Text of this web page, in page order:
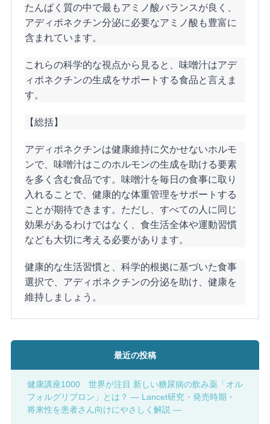
たんぱく質の中で最もアミノ酸バランスが良く、
アディポネクチン分泌に必要なアミノ酸も豊富に
含まれています。
これらの科学的な視点から見ると、味噌汁はアデ
ィポネクチンの生成をサポートする食品と言えま
す。
【総括】
アディポネクチンは健康維持に欠かせないホルモ
ンで、味噌汁はこのホルモンの生成を助ける要素
を多く含む食品です。味噌汁を毎日の食事に取り
入れることで、健康的な体重管理をサポートする
ことが期待できます。ただし、すべての人に同じ
効果があるわけではなく、食生活全体や運動習慣
なども大切に考える必要があります。
健康的な生活習慣と、科学的根拠に基づいた食事
選択で、アディポネクチンの分泌を助け、健康を
維持しましょう。
最近の投稿
健康講座1000 世界が注目 新しい糖尿病の飲み薬「オル
フォルグリプロン」とは？ ― Lancet研究・発売時期・
将来性を患者さん向けにやさしく解説 ―